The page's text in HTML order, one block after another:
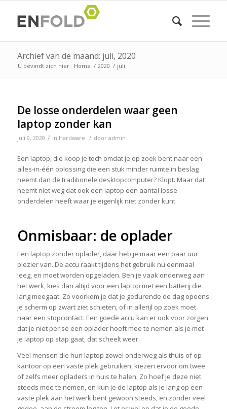
Archief van de maand: juli, 2020
U bevindt zich hier: Home / 2020 / juli
De losse onderdelen waar geen
laptop zonder kan
juli 9, 2020 / in Hardware / door admin
Een laptop, die koop je toch omdat je op zoek bent naar een
alles-in-één oplossing die een stuk minder ruimte in beslag
neemt dan de traditionele desktopcomputer? Klopt. Maar dat
neemt niet weg dat ook een laptop een aantal losse
onderdelen heeft waar je eigenlijk niet zonder kunt.
Onmisbaar: de oplader
Een laptop zonder oplader, daar heb je maar een paar uur
plezier van. De accu raakt tijdens het gebruik nu eenmaal
leeg, en moet worden opgeladen. Ben je vaak onderweg aan
het werk, kies dan altijd voor een laptop met een batterij die
lang meegaat. Zo voorkom je dat je gedurende de dag opeens
je scherm op zwart ziet schieten, of in allerijl op zoek moet
naar een stopcontact. Een goede accu kan er ook voor zorgen
dat je niet per se een oplader hoeft mee te nemen als je met
je laptop op stap gaat, dat scheelt weer.
Veel mensen die hun laptop zowel onderweg als thuis of op
kantoor op een vaste plek gebruiken, kiezen ervoor om twee
of zelfs meer opladers in huis te halen. Zo hoef je deze niet
steeds mee te nemen, en kun je de laptop als je lang op een
vaste plek aan het werk bent gewoon steeds, en zonder veel